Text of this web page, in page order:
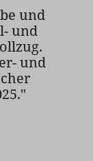
und
und
und